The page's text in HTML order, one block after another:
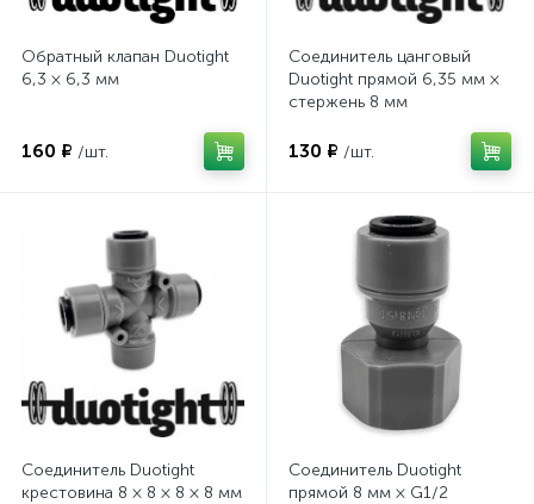
Обратный клапан Duotight
6,3 × 6,3 мм
160 ₽ /шт.
Соединитель цанговый
Duotight прямой 6,35 мм ×
стержень 8 мм
130 ₽ /шт.
Соединитель Duotight
крестовина 8 × 8 × 8 × 8 мм
Соединитель Duotight
прямой 8 мм × G1/2